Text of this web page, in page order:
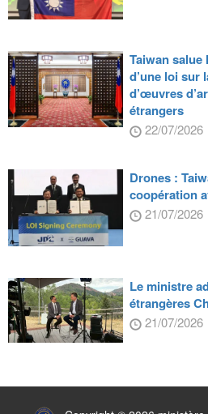
Taiwan salue
d’une loi sur
d’œuvres
étrangers
22/07/2026
Drones :
coopération
21/07/2026
Le ministre
étrangères
21/07/2026